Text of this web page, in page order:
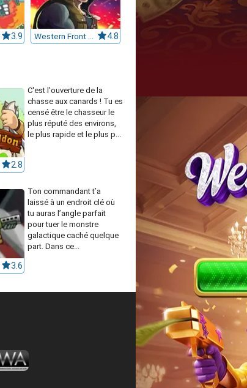
3.9 Western Front 1914 4.8
2.8
C'est l'ouverture de la
chasse aux canards ! Tu es
censé être le chasseur le
plus réputé des environs,
le plus rapide et le plus p...
3.6
Ton commandant t’a
laissé à un endroit clé où
tu auras l’angle parfait
pour tuer le monstre
galactique caché quelque
part. Dans ce...